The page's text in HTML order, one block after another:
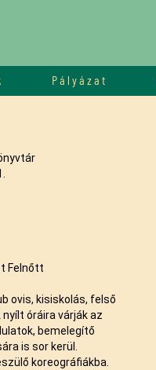
Pályázat
Felnőtt
ovis, kisiskolás, felső
óráira várják az
bemelegítő
is sor kerül.
koreográfiákba.